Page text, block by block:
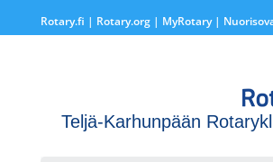
Rotary.fi | Rotary.org| MyRotary |
Teljä-Karhunpään